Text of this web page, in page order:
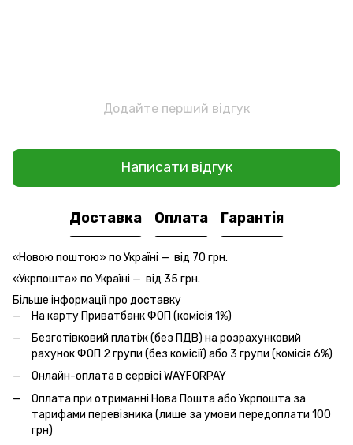
Додайте перший відгук
Написати відгук
Доставка Оплата Гарантія
«Новою поштою» по Україні — від 70 грн.
«Укрпошта» по Україні — від 35 грн.
Більше інформації про доставку
На карту Приватбанк ФОП (комісія 1%)
Безготівковий платіж (без ПДВ) на розрахунковий
рахунок ФОП 2 групи (без комісії) або 3 групи (комісія 6%)
Онлайн-оплата в сервісі WAYFORPAY
Оплата при отриманні Нова Пошта або Укрпошта за
тарифами перевізника (лише за умови передоплати 100
грн)